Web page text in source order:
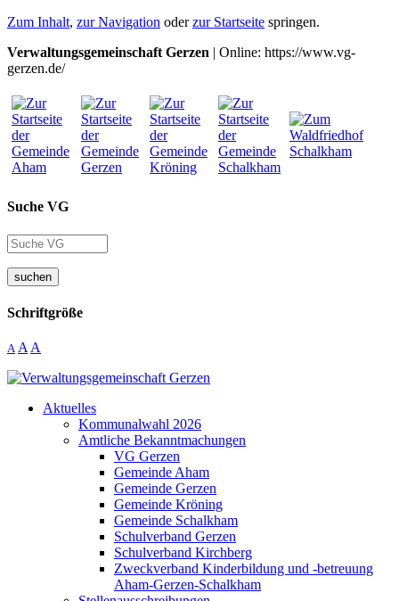
Zum Inhalt, zur Navigation oderzur Startseite springen.
Verwaltungsgemeinschaft Gerzen | Online: https://www.vg-
gerzen.de/
Suche VG
suchen
Schriftgröße
A A A
Aktuelles
Kommunalwahl 2026
Amtliche Bekanntmachungen
VG Gerzen
Gemeinde Aham
Gemeinde Gerzen
Gemeinde Kröning
Gemeinde Schalkham
Schulverband Gerzen
Schulverband Kirchberg
Zweckverband Kinderbildung und -betreuung
Aham-Gerzen-Schalkham